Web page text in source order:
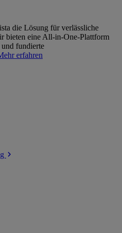
die Lösung für verlässliche
bieten eine All-in-One-Plattform
fundierte
erfahren